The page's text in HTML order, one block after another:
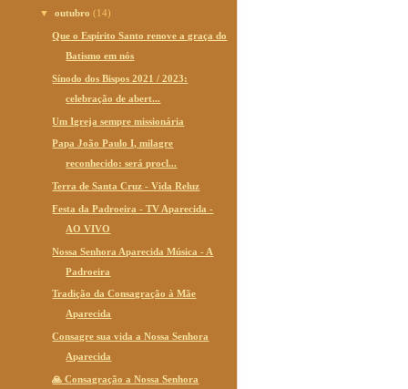
▼outubro(14)
Que o Espírito Santo renove a graça do
Batismo em nós
Sínodo dos Bispos 2021 / 2023:
celebração de abert...
Um Igreja sempre missionária
Papa João Paulo I, milagre
reconhecido: será procl...
Terra de Santa Cruz - Vida Reluz
Festa da Padroeira - TV Aparecida -
AO VIVO
Nossa Senhora Aparecida Música - A
Padroeira
Tradição da Consagração à Mãe
Aparecida
Consagre sua vida a Nossa Senhora
Aparecida
🙏 Consagração a Nossa Senhora